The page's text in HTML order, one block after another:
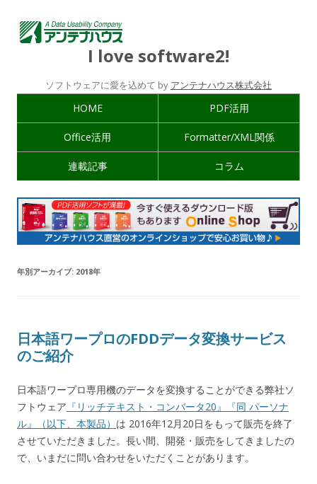
I love software2!
ソフトウェアに愛を込めて by アンテナハウス株式会社
HOME PDF活用
Office活用 Formatter/XML関係
連載記事 コラム
年別アーカイブ: 2018年
日本語ワープロのFDDデータ変換サービス
のご紹介
日本語ワープロ専用機のデータを変換することができる弊社ソ
フトウェア 『リッチテキスト・コンバータ20』『同 パーソナ
ル』（以下、本製品） は 2016年12月20日をもって販売を終了
させていただきました。長い間、開発・販売をしてきましたの
で、いまだに問い合わせをいただくことがあります。